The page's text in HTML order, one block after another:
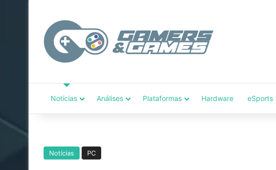
Notícias Análises Plataformas Hardware eSports
Notícias PC